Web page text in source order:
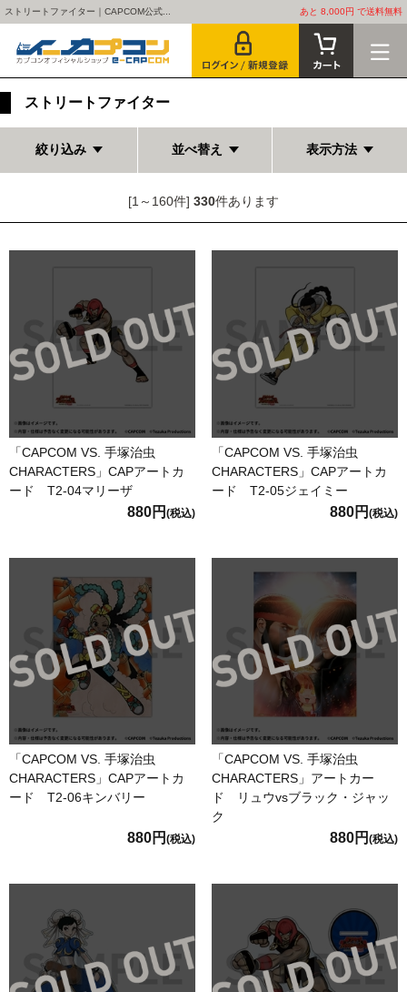
ストリートファイター｜CAPCOM公式... あと 8,000円 で送料無料
ストリートファイター
絞り込み 並べ替え 表示方法
[1～160件] 330件あります
「CAPCOM VS. 手塚治虫
CHARACTERS」CAPアートカ
ード T2-04マリーザ
880円 (税込)
「CAPCOM VS. 手塚治虫
CHARACTERS」CAPアートカ
ード T2-05ジェイミー
880円 (税込)
「CAPCOM VS. 手塚治虫
CHARACTERS」CAPアートカ
ード T2-06キンバリー
880円 (税込)
「CAPCOM VS. 手塚治虫
CHARACTERS」アートカー
ド リュウvsブラック・ジャッ
ク
880円 (税込)